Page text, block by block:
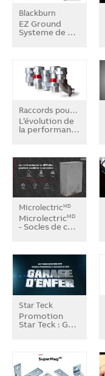
Blackburn
EZ Ground
Systeme de …
Raccords pour câbles Star Teckᴹᴰ
L’évolution de
la performan…
MicrolectricMD
MicrolectricMD
- Socles de c…
Star Teck
Promotion
Star Teck : G…